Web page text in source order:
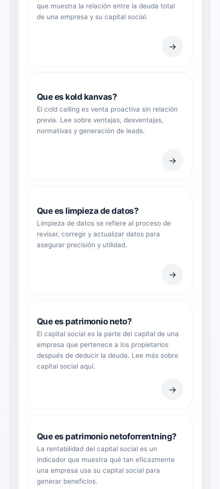
que muestra la relación entre la deuda total
de una empresa y su capital social.
→
Que es kold kanvas?
El cold calling es venta proactiva sin relación
previa. Lee sobre ventajas, desventajas,
normativas y generación de leads.
→
Que es limpieza de datos?
Limpieza de datos se refiere al proceso de
revisar, corregir y actualizar datos para
asegurar precisión y utilidad.
→
Que es patrimonio neto?
El capital social es la parte del capital de una
empresa que pertenece a los propietarios
después de deducir la deuda. Lee más sobre
capital social aquí.
→
Que es patrimonio netoforrentning?
La rentabilidad del capital social es un
indicador que muestra qué tan eficazmente
una empresa usa su capital social para
generar beneficios.